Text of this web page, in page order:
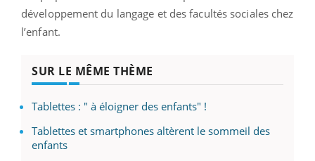
développement du langage et des facultés sociales chez
l’enfant.
SUR LE MÊME THÈME
Tablettes : " à éloigner des enfants" !
Tablettes et smartphones altèrent le sommeil des
enfants